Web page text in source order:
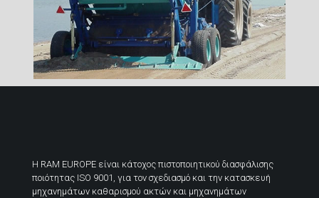
H RAM EUROPE είναι κάτοχος πιστοποιητικού διασφάλισης
ποιότητας ISO 9001, για τον σχεδιασμό και την κατασκευή
μηχανημάτων καθαρισμού ακτών και μηχανημάτων